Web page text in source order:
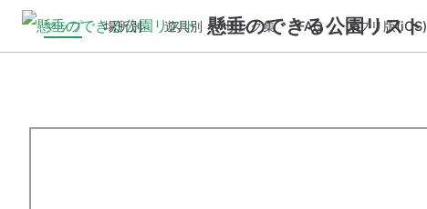
懸垂のできる公園リスト
マップ 場所別 遊具別 リンク集 FAQ アプリ版(iOS)